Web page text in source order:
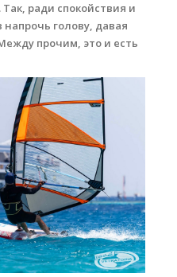
Фоил
скидок
ради спокойствия и
голову, давая
прочим, это и есть